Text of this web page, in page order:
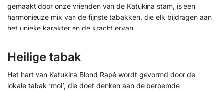
gemaakt door onze vrienden van de Katukina stam, is een
harmonieuze mix van de fijnste tabakken, die elk bijdragen aan
het unieke karakter en de kracht ervan.
Heilige tabak
Het hart van Katukina Blond Rapé wordt gevormd door de
lokale tabak ‘moi’, die doet denken aan de beroemde